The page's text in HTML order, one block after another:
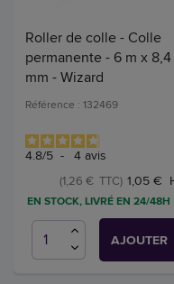
Roller de colle - Colle
permanente - 6 m x 8,4
mm - Wizard
Référence : 132469
4.8/5 - 4 avis
1,05 €
(1,26 € TTC)
EN STOCK, LIVRÉ EN 24/48H
AJOUTER